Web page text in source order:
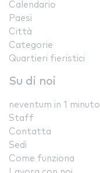
Calendario
Paesi
Città
Categorie
Quartieri fieristici
Su di noi
neventum in 1 minuto
Staff
Contatta
Sedi
Come funziona